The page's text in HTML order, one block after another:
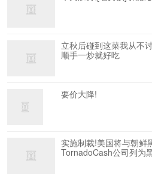
立秋后碰到这菜我从不
顺手一炒就好吃
要价大降!
实施制裁!美国将与朝鲜
TornadoCash公司列为